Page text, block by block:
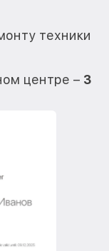
техники
центре – 3